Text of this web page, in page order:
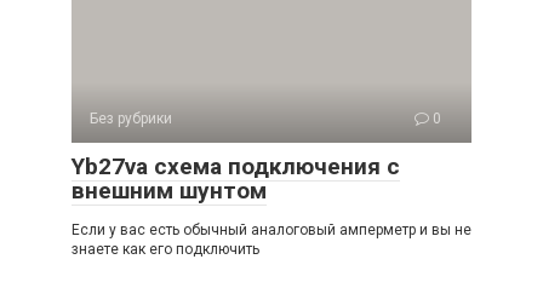
Без рубрики 0
Yb27va схема подключения с
внешним шунтом
Если у вас есть обычный аналоговый амперметр и вы не
знаете как его подключить